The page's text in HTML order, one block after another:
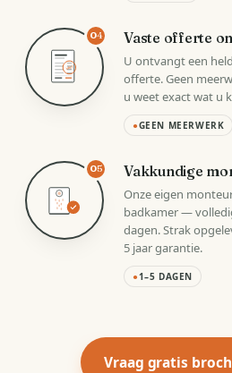
VAST
04 Vaste offerte
U ontvangt een
offerte. Geen
u weet exact wat u
●GEEN MEERWERK
05 Vakkundige
Onze eigen
badkamer —
dagen. Strak
5 jaar garantie.
●1–5 DAGEN
Vraag gratis